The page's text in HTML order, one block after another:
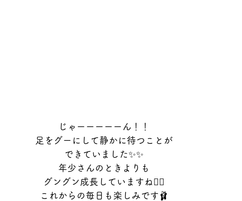
じゃーーーーーん！！
足をグーにして静かに待つことが
できていました✨✨
年少さんのときよりも
グングン成長していますね❤️‍🔥
これからの毎日も楽しみです🩰